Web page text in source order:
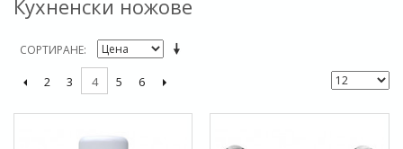
Кухненски ножове
СОРТИРАНЕ
2 3 4 5 6